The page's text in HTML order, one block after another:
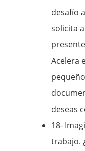
desafío
solicita
Acelera
deseas
18-
trabajo.